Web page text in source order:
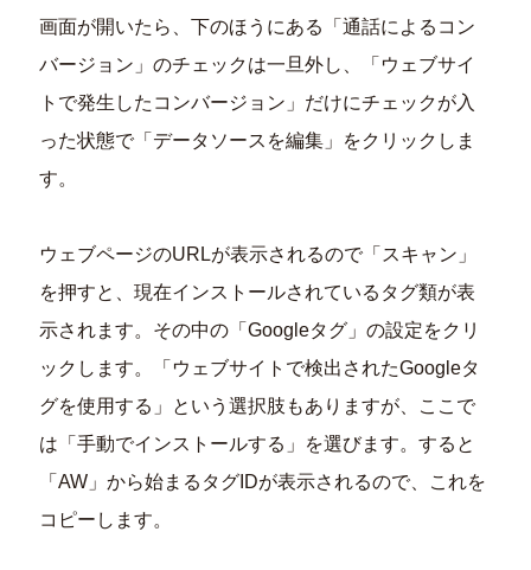
画面が開いたら、下のほうにある「通話によるコン
バージョン」のチェックは一旦外し、「ウェブサイ
トで発生したコンバージョン」だけにチェックが入
った状態で「データソースを編集」をクリックしま
す。
ウェブページのURLが表示されるので「スキャン」
を押すと、現在インストールされているタグ類が表
示されます。その中の「Googleタグ」の設定をクリ
ックします。「ウェブサイトで検出されたGoogleタ
グを使用する」という選択肢もありますが、ここで
は「手動でインストールする」を選びます。すると
「AW」から始まるタグIDが表示されるので、これを
コピーします。